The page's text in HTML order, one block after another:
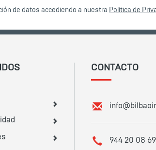
de datos accediendo a nuestra Política de
CONTACTO
E
iT
944 20 08 69